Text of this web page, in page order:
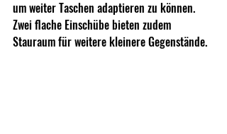
um weiter Taschen adaptieren zu können.
Zwei flache Einschübe bieten zudem
Stauraum für weitere kleinere Gegenstände.